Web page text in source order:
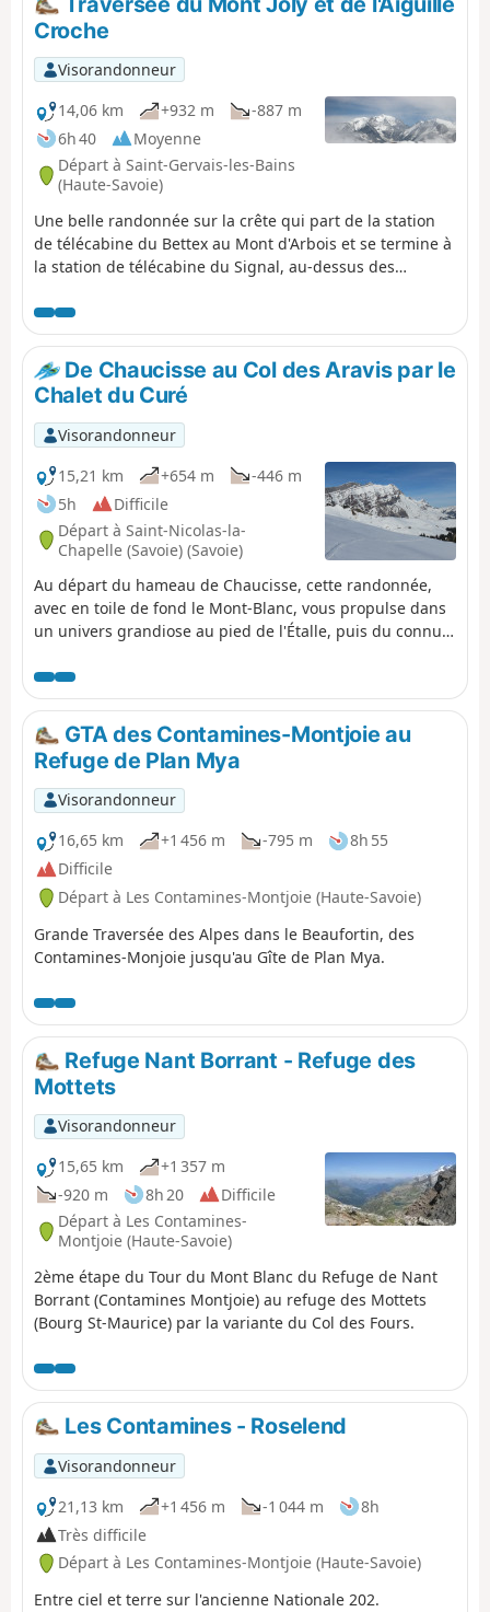
Croche
Visorandonneur
14,06 km
+932 m
-887 m
6h 40
Moyenne
Départ à Saint-Gervais-les-Bains
(Haute-Savoie)
Une belle randonnée sur la crête qui part de la station
de télécabine du Bettex au Mont d'Arbois et se termine à
la station de télécabine du Signal, au-dessus des
De Chaucisse au Col des Aravis par le
Chalet du Curé
Visorandonneur
15,21 km
+654 m
-446 m
5h
Difficile
Départ à Saint-Nicolas-la-
Chapelle (Savoie) (Savoie)
Au départ du hameau de Chaucisse, cette randonnée,
avec en toile de fond le Mont-Blanc, vous propulse dans
un univers grandiose au pied de l'Étalle, puis du connu
des Aravis.
GTA des Contamines-Montjoie au
Refuge de Plan Mya
Visorandonneur
16,65 km
+1 456 m -795 m
8h 55
Difficile
Départ à Les Contamines-Montjoie (Haute-Savoie)
Grande Traversée des Alpes dans le Beaufortin, des
Contamines-Monjoie jusqu'au Gîte de Plan Mya.
Refuge Nant Borrant - Refuge des
Mottets
Visorandonneur
15,65 km
+1 357 m
-920 m
8h 20
Difficile
Départ à Les Contamines-
Montjoie (Haute-Savoie)
2ème étape du Tour du Mont Blanc du Refuge de Nant
Borrant (Contamines Montjoie) au refuge des Mottets
(Bourg St-Maurice) par la variante du Col des Fours.
Les Contamines - Roselend
Visorandonneur
21,13 km
+1 456 m -1 044 m
8h
Très difficile
Départ à Les Contamines-Montjoie (Haute-Savoie)
Entre ciel et terre sur l'ancienne Nationale 202.